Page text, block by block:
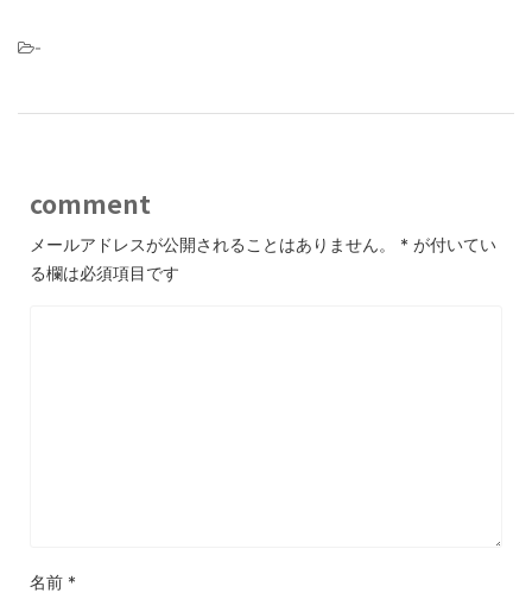
-
comment
メールアドレスが公開されることはありません。 * が付いてい
る欄は必須項目です
名前 *